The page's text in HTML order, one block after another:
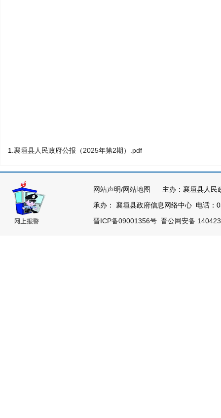
1. 襄垣县人民政府公报（2025年第2期）.pdf
网站声明/网站地图
主办：襄垣县人民
承办： 襄垣县政府信息网络中心 电话：
晋ICP备09001356号 晋公网安备